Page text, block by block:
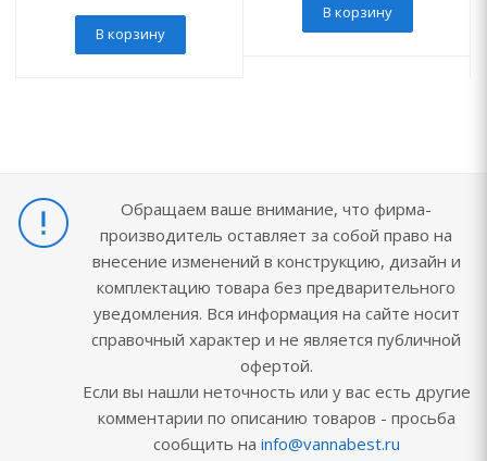
В корзину
В корзину
Обращаем ваше внимание, что фирма-
производитель оставляет за собой право на
внесение изменений в конструкцию, дизайн и
комплектацию товара без предварительного
уведомления. Вся информация на сайте носит
справочный характер и не является публичной
офертой.
Если вы нашли неточность или у вас есть другие
комментарии по описанию товаров - просьба
сообщить на info@vannabest.ru